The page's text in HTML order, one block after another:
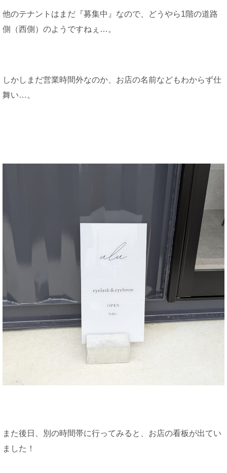
他のテナントはまだ『募集中』なので、どうやら1階の道路
側（西側）のようですねぇ…。
しかしまだ営業時間外なのか、お店の名前などもわからず仕
舞い…。
また後日、別の時間帯に行ってみると、お店の看板が出てい
ました！